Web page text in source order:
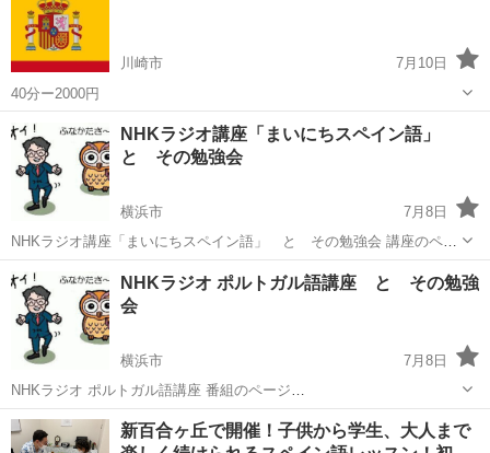
1回（無料） Zoom...
川崎市
7月10日
40分ー2000円
神奈川 スペイン語 レッスン
NHKラジオ講座「まいにちスペイン語」
と その勉強会
横浜市
7月8日
NHKラジオ講座「まいにちスペイン語」 と その勉強会 講座のペー
ジ https://www.nhk.jp/p/rs/NRZWXVGQ19/ 聞き逃し配信もあります。
放送番組なので、質問ができなかったり、会...
神奈川 NHK
NHKラジオ ポルトガル語講座 と その勉強
会
横浜市
7月8日
NHKラジオ ポルトガル語講座 番組のページ
https://www.nhk.jp/p/rs/N13V9K157Y/ ネットによる聞き逃し配信もあ
ります。 良い番組ですが、放送番組なので、質問ができなかったり...
神奈川 横浜市 ポルトガル語 サークル
新百合ヶ丘で開催！子供から学生、大人まで